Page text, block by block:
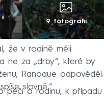
9 fotografií
že v rodině měli
ne za „drby“, které by
Ranoque odpověděl:
slovně.“
péči o rodinu, k případu